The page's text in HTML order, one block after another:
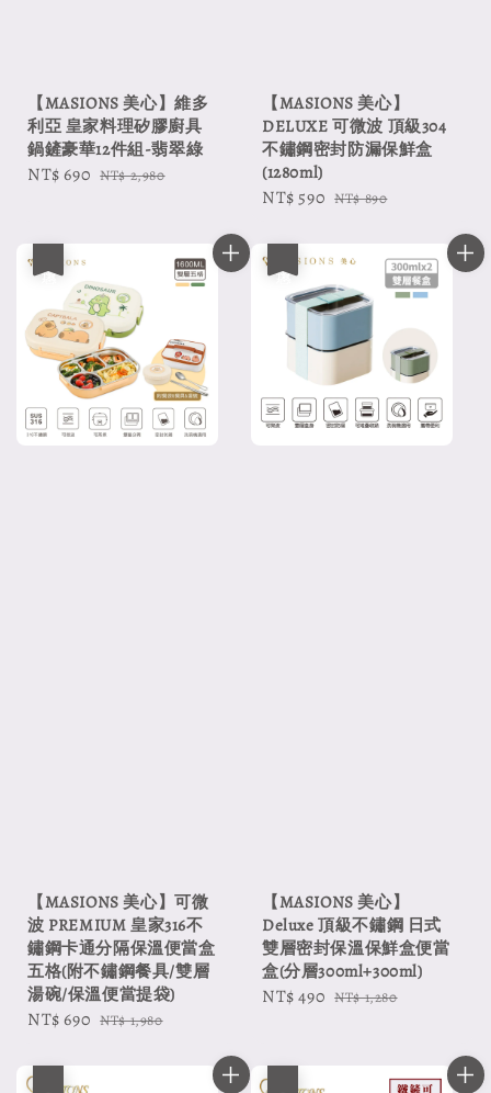
【MASIONS 美心】維多
利亞 皇家料理矽膠廚具
鍋鏟豪華12件組-翡翠綠
Sale
NT$ 690 Regular
NT$ 2,980
【MASIONS 美心】
DELUXE 可微波 頂級304
不鏽鋼密封防漏保鮮盒
(1280ml)
Sale
NT$ 590 Regular
NT$ 890
【MASIONS 美心】可微
波 PREMIUM 皇家316不
鏽鋼卡通分隔保溫便當盒
五格(附不鏽鋼餐具/雙層
湯碗/保溫便當提袋)
Sale
NT$ 690 Regular
NT$ 1,980
【MASIONS 美心】
Deluxe 頂級不鏽鋼 日式
雙層密封保溫保鮮盒便當
盒(分層300ml+300ml)
Sale
NT$ 490 Regular
NT$ 1,280